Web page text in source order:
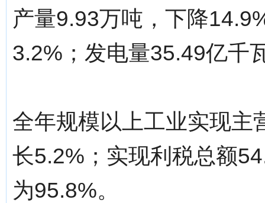
产量9.93万吨，下降
3.2%；发电量35.49亿千
全年规模以上工业实现主
长5.2%；实现利税总额
为95.8%。